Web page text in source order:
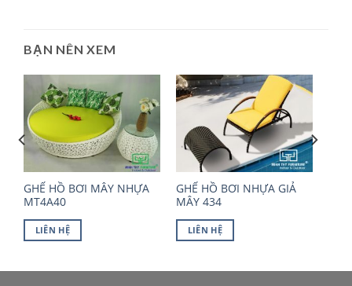
BẠN NÊN XEM
GHẾ HỒ BƠI MÂY NHỰA
MT4A40
LIÊN HỆ
GHẾ HỒ BƠI NHỰA GIẢ
MÂY 434
LIÊN HỆ